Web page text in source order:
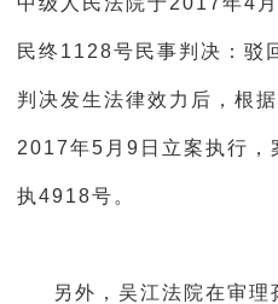
民终1128号民事判决：驳
判决发生法律效力后，根
2017年5月9日立案执行
执4918号。
另外，吴江法院在审